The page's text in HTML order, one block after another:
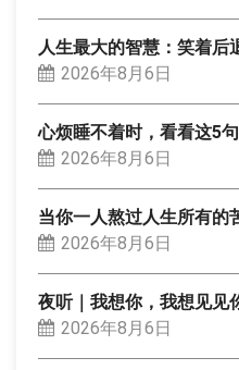
人生最大的智慧：笑着后
2026年8月6日
心烦睡不着时，看看这5
2026年8月6日
当你一人熬过人生所有
2026年8月6日
夜听｜我想你，我想见见
2026年8月6日